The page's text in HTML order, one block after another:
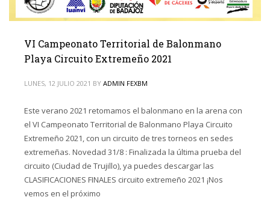
VI Campeonato Territorial de Balonmano
Playa Circuito Extremeño 2021
LUNES, 12 JULIO 2021 BY ADMIN FEXBM
Este verano 2021 retomamos el balonmano en la arena con
el VI Campeonato Territorial de Balonmano Playa Circuito
Extremeño 2021, con un circuito de tres torneos en sedes
extremeñas. Novedad 31/8 : Finalizada la última prueba del
circuito (Ciudad de Trujillo), ya puedes descargar las
CLASIFICACIONES FINALES circuito extremeño 2021 ¡Nos
vemos en el próximo